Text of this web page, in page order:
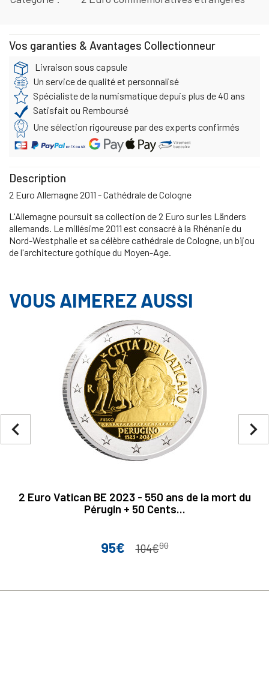
Vos garanties & Avantages Collectionneur
Livraison sous capsule
Un service de qualité et personnalisé
Spécialiste de la numismatique depuis plus de 40 ans
Satisfait ou Remboursé
Une sélection rigoureuse par des experts confirmés
Description
2 Euro Allemagne 2011 - Cathédrale de Cologne
L'Allemagne poursuit sa collection de 2 Euro sur les Länders
allemands. Le millésime 2011 est consacré à la Rhénanie du
Nord-Westphalie et sa célèbre cathédrale de Cologne, un bijou
de l'architecture gothique du Moyen-Age.
VOUS AIMEREZ AUSSI
2 Euro Vatican BE 2023 - 550 ans de la mort du
Pérugin + 50 Cents...
Prix
95€ Prix de base
104€90
navigate_next
navigate_before